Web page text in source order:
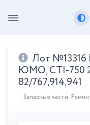
Лот №13316
ЮМО, CTI-750
82/767,914,941
Запасные части.